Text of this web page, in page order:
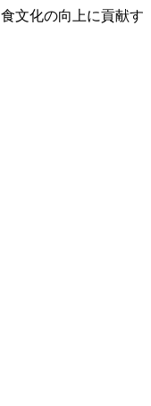
文化の向上に貢献す